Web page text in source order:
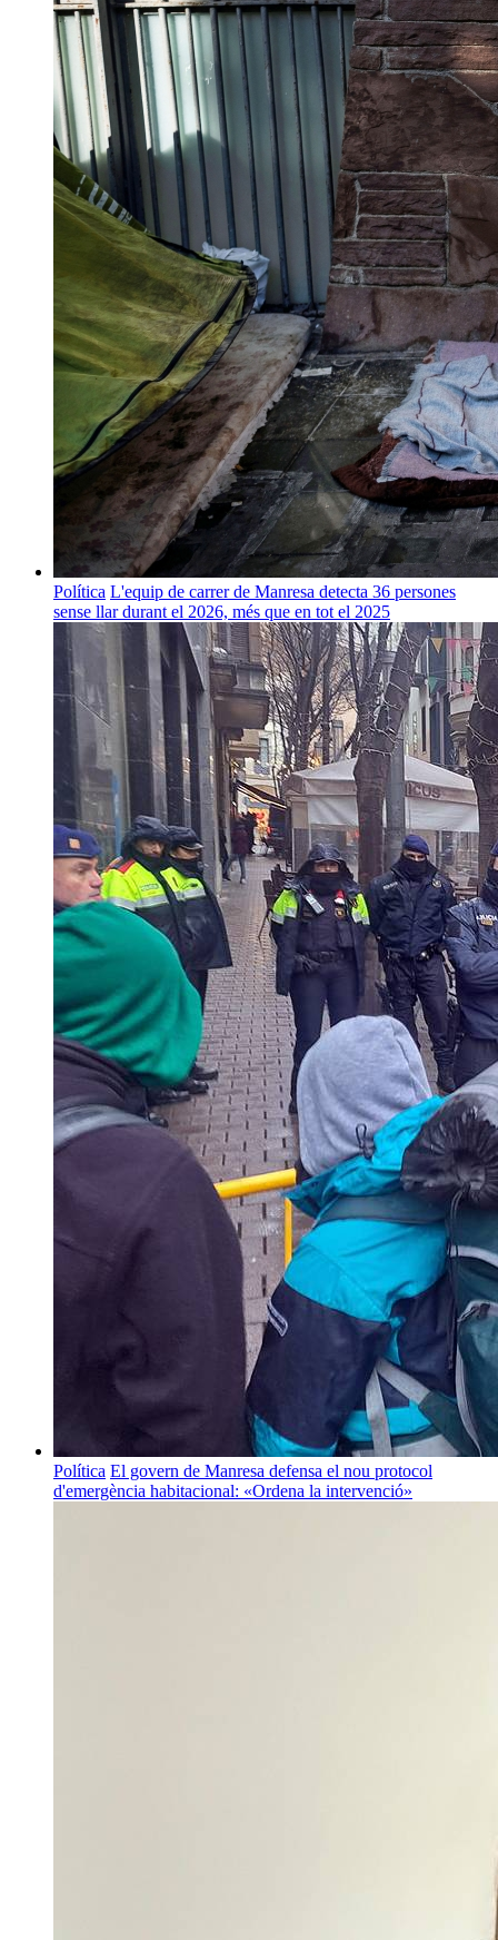
Política L'equip de carrer de Manresa detecta 36 persones
sense llar durant el 2026, més que en tot el 2025
Política El govern de Manresa defensa el nou protocol
d'emergència habitacional: «Ordena la intervenció»